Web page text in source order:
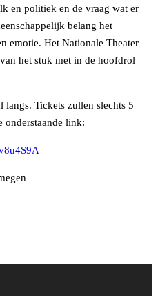
en politiek en de vraag wat er
belang het
emotie. Het Nationale Theater
het stuk met in de hoofdrol
Tickets zullen slechts 5
onderstaande link: